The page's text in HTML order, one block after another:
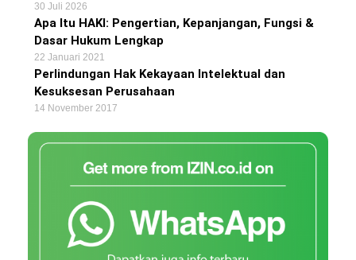
30 Juli 2026
Apa Itu HAKI: Pengertian, Kepanjangan, Fungsi &
Dasar Hukum Lengkap
22 Januari 2021
Perlindungan Hak Kekayaan Intelektual dan
Kesuksesan Perusahaan
14 November 2017